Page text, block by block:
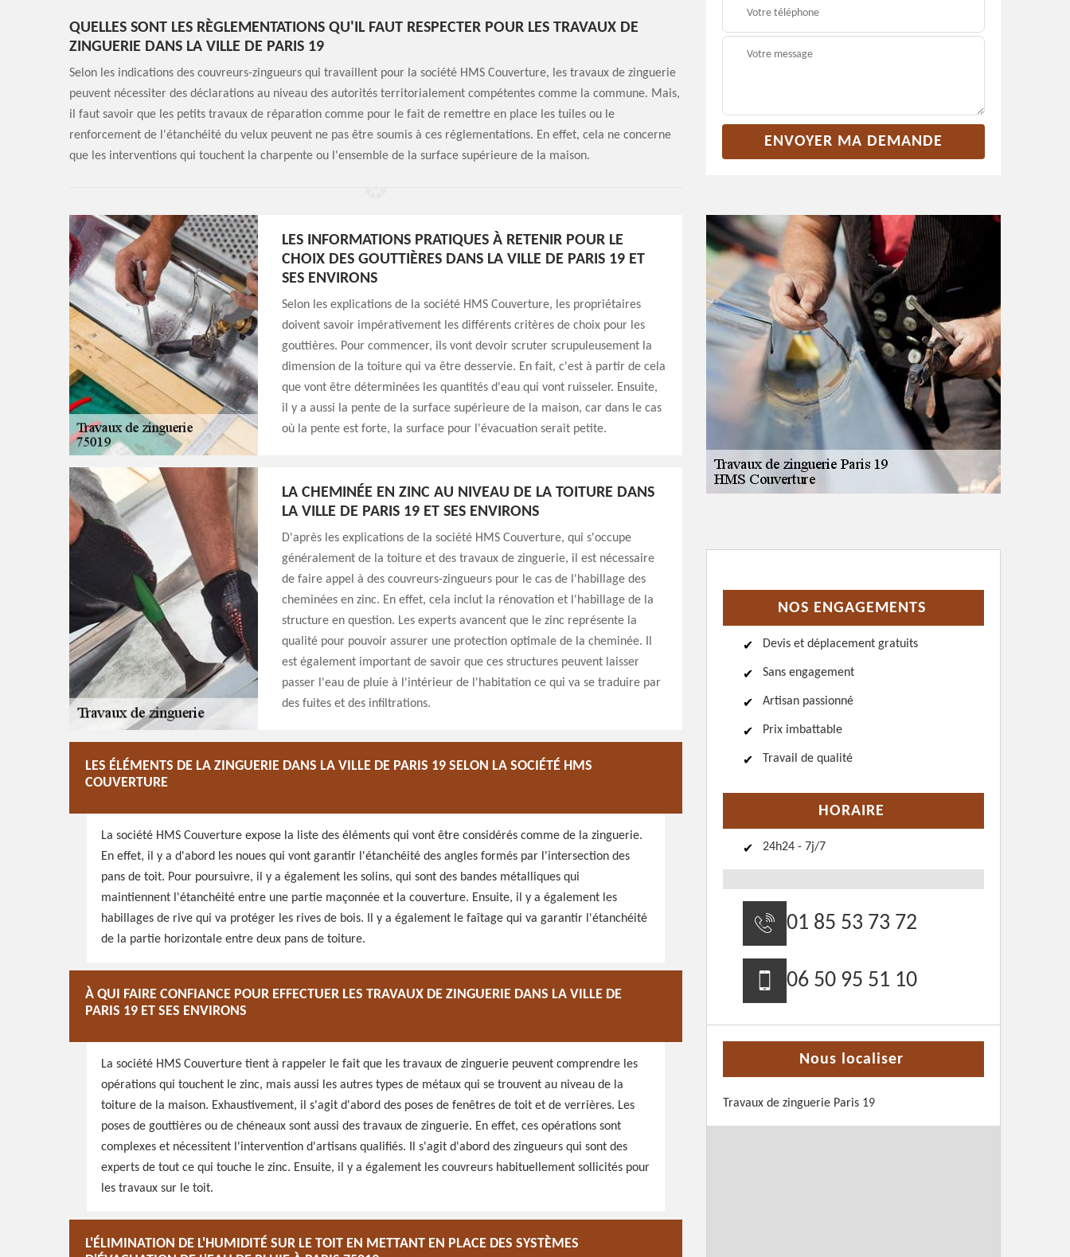
QUELLES SONT LES RÈGLEMENTATIONS QU'IL FAUT RESPECTER POUR LES TRAVAUX DE
ZINGUERIE DANS LA VILLE DE PARIS 19
Selon les indications des couvreurs-zingueurs qui travaillent pour la société HMS Couverture, les travaux de zinguerie
peuvent nécessiter des déclarations au niveau des autorités territorialement compétentes comme la commune. Mais,
il faut savoir que les petits travaux de réparation comme pour le fait de remettre en place les tuiles ou le
renforcement de l'étanchéité du velux peuvent ne pas être soumis à ces réglementations. En effet, cela ne concerne
que les interventions qui touchent la charpente ou l'ensemble de la surface supérieure de la maison.
LES INFORMATIONS PRATIQUES À RETENIR POUR LE
CHOIX DES GOUTTIÈRES DANS LA VILLE DE PARIS 19 ET
SES ENVIRONS
Selon les explications de la société HMS Couverture, les propriétaires
doivent savoir impérativement les différents critères de choix pour les
gouttières. Pour commencer, ils vont devoir scruter scrupuleusement la
dimension de la toiture qui va être desservie. En fait, c'est à partir de cela
que vont être déterminées les quantités d'eau qui vont ruisseler. Ensuite,
il y a aussi la pente de la surface supérieure de la maison, car dans le cas
où la pente est forte, la surface pour l'évacuation serait petite.
LA CHEMINÉE EN ZINC AU NIVEAU DE LA TOITURE DANS
LA VILLE DE PARIS 19 ET SES ENVIRONS
D'après les explications de la société HMS Couverture, qui s'occupe
généralement de la toiture et des travaux de zinguerie, il est nécessaire
de faire appel à des couvreurs-zingueurs pour le cas de l'habillage des
cheminées en zinc. En effet, cela inclut la rénovation et l'habillage de la
structure en question. Les experts avancent que le zinc représente la
qualité pour pouvoir assurer une protection optimale de la cheminée. Il
est également important de savoir que ces structures peuvent laisser
passer l'eau de pluie à l'intérieur de l'habitation ce qui va se traduire par
des fuites et des infiltrations.
LES ÉLÉMENTS DE LA ZINGUERIE DANS LA VILLE DE PARIS 19 SELON LA SOCIÉTÉ HMS
COUVERTURE
La société HMS Couverture expose la liste des éléments qui vont être considérés comme de la zinguerie.
En effet, il y a d'abord les noues qui vont garantir l'étanchéité des angles formés par l'intersection des
pans de toit. Pour poursuivre, il y a également les solins, qui sont des bandes métalliques qui
maintiennent l'étanchéité entre une partie maçonnée et la couverture. Ensuite, il y a également les
habillages de rive qui va protéger les rives de bois. Il y a également le faîtage qui va garantir l'étanchéité
de la partie horizontale entre deux pans de toiture.
À QUI FAIRE CONFIANCE POUR EFFECTUER LES TRAVAUX DE ZINGUERIE DANS LA VILLE DE
PARIS 19 ET SES ENVIRONS
La société HMS Couverture tient à rappeler le fait que les travaux de zinguerie peuvent comprendre les
opérations qui touchent le zinc, mais aussi les autres types de métaux qui se trouvent au niveau de la
toiture de la maison. Exhaustivement, il s'agit d'abord des poses de fenêtres de toit et de verrières. Les
poses de gouttières ou de chéneaux sont aussi des travaux de zinguerie. En effet, ces opérations sont
complexes et nécessitent l'intervention d'artisans qualifiés. Il s'agit d'abord des zingueurs qui sont des
experts de tout ce qui touche le zinc. Ensuite, il y a également les couvreurs habituellement sollicités pour
les travaux sur le toit.
L'ÉLIMINATION DE L'HUMIDITÉ SUR LE TOIT EN METTANT EN PLACE DES SYSTÈMES
NOS ENGAGEMENTS
Devis et déplacement gratuits
Sans engagement
Artisan passionné
Prix imbattable
Travail de qualité
HORAIRE
24h24 - 7j/7
01 85 53 73 72
06 50 95 51 10
Nous localiser
Travaux de zinguerie Paris 19